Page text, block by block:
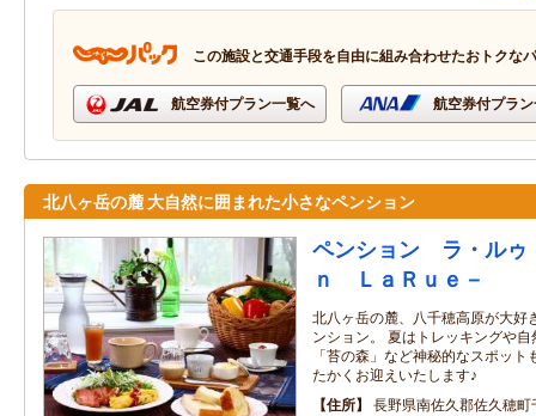
この施設と交通手段を自由に組み合わせたおトクな
航空券付プラン一覧へ 航空券付プラ
北八ヶ岳の麓 大自然に囲まれた小さなペンション
ペンション ラ・ル
ｎ ＬａＲｕｅ－
北八ヶ岳の麓、八千穂高原が大好
ンション。 夏はトレッキングや
「苔の森」など神秘的なスポッ
たかくお迎えいたします♪
住所
長野県南佐久郡佐久穂町